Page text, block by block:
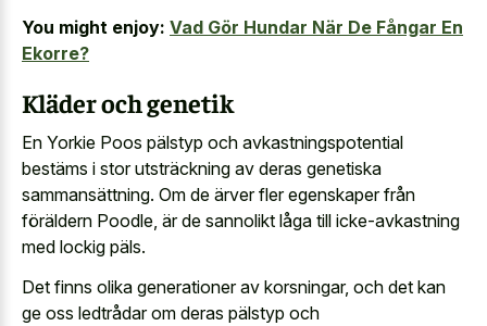
You might enjoy: Vad Gör Hundar När De Fångar En
Ekorre?
Kläder och genetik
En Yorkie Poos pälstyp och avkastningspotential
bestäms i stor utsträckning av deras genetiska
sammansättning. Om de ärver fler egenskaper från
föräldern Poodle, är de sannolikt låga till icke-avkastning
med lockig päls.
Det finns olika generationer av korsningar, och det kan
ge oss ledtrådar om deras pälstyp och